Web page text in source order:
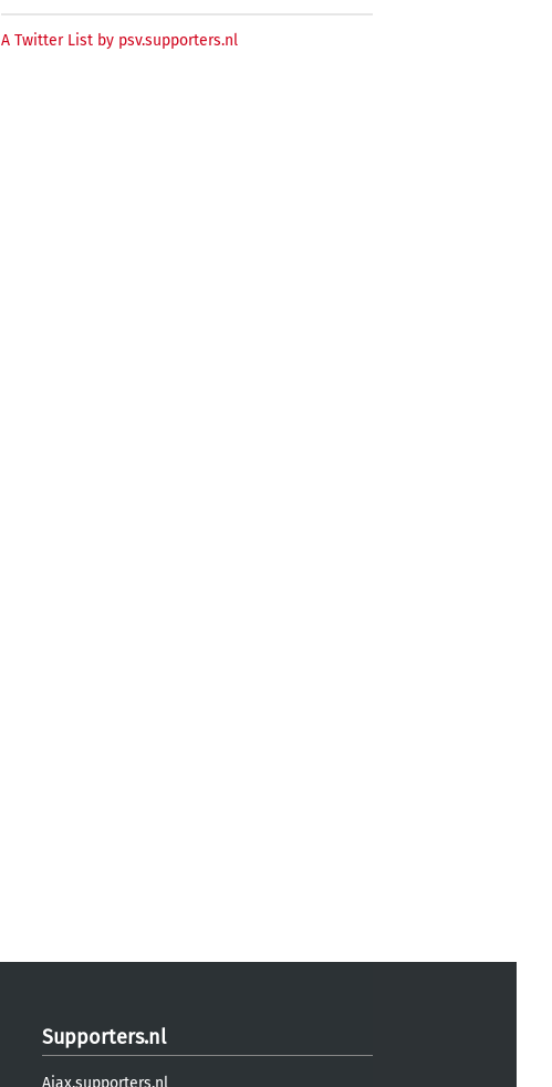
A Twitter List by psv.supporters.nl
Supporters.nl
Ajax.supporters.nl